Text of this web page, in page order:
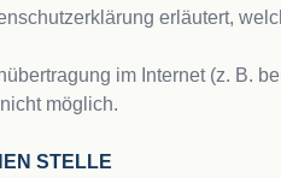
erläutert,
im Internet (z. B.
möglich.
STELLE